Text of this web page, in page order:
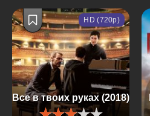
Все в твоих руках (2018)
HD (720p)